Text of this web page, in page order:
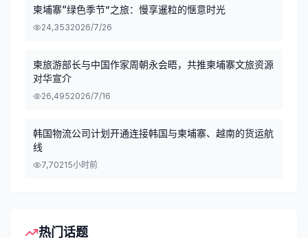
柬埔寨“绿色季节”之旅：慢享暹粒的惬意时光
24,3532026/7/26
柬旅游部长与中国作家周朝永会晤，共推柬埔寨文旅资源
对华宣介
26,4952026/7/16
韩国物流公司计划开通连接韩国与柬埔寨、越南的货运航
线
7,70215小时前
热门话题